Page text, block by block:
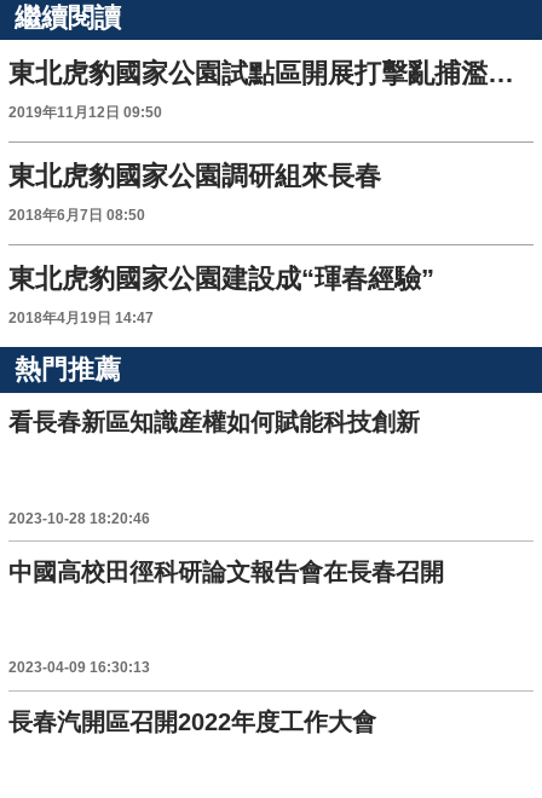
繼續閱讀
東北虎豹國家公園試點區開展打擊亂捕濫獵專項行動
2019年11月12日 09:50
東北虎豹國家公園調研組來長春
2018年6月7日 08:50
東北虎豹國家公園建設成“琿春經驗”
2018年4月19日 14:47
熱門推薦
看長春新區知識産權如何賦能科技創新
2023-10-28 18:20:46
中國高校田徑科研論文報告會在長春召開
2023-04-09 16:30:13
長春汽開區召開2022年度工作大會